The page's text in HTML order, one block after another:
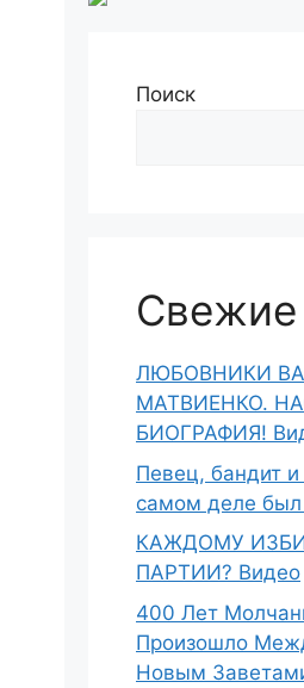
Поиск
Свежие
ЛЮБОВНИКИ
МАТВИЕНКО.
БИОГРАФИЯ!
Певец, бандит
самом деле был
КАЖДОМУ
ПАРТИИ? Видео
400 Лет
Произошло
Новым